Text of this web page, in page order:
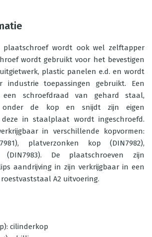
plaatschroef wordt ook wel zelftapper
wordt gebruikt voor het bevestigen
plastic panelen e.d. en wordt
industrie toepassingen gebruikt. Een
schroefdraad van gehard staal,
de kop en snijdt zijn eigen
in staalplaat wordt ingeschroefd.
in verschillende kopvormen:
platverzonken kop (DIN7982),
(DIN7983). De plaatschroeven zijn
aandrijving in zijn verkrijgbaar in een
A2 uitvoering.
cilinderkop